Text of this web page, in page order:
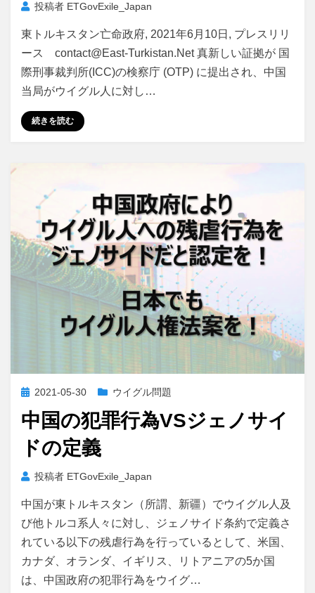
投稿者 ETGovExile_Japan
東トルキスタン亡命政府, 2021年6月10日, プレスリリ
ース contact@East-Turkistan.Net 真新しい証拠が 国
際刑事裁判所(ICC)の検察庁 (OTP) に提出され、中国
当局がウイグル人に対し…
続きを読む
投
日:
2021-05-30 ウイグル問題
中国の犯罪行為VSジェノサイ
ドの定義
投稿者 ETGovExile_Japan
中国が東トルキスタン（所謂、新疆）でウイグル人及
び他トルコ系人々に対し、ジェノサイド条約で定義さ
れている以下の残虐行為を行っているとして、米国、
カナダ、オランダ、イギリス、リトアニアの5か国
は、中国政府の犯罪行為をウイグ…